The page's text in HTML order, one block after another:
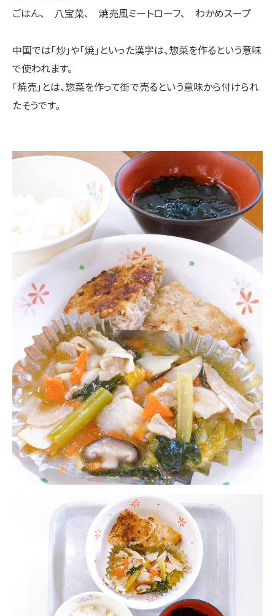
ごはん、 八宝菜、 焼売風ミートローフ、 わかめスープ
中国では「炒」や「焼」といった漢字は、惣菜を作るという意味
で使われます。
「焼売」とは、惣菜を作って街で売るという意味から付けられ
たそうです。